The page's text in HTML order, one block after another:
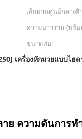
เส้นผ่านศูนย์กลางสิ่
ความยาวรวม (พร้
เครื่องมือ):
ขนาดท่อ:
เครื่องหักมวยแบบไฮ
ย ความดันการทํ